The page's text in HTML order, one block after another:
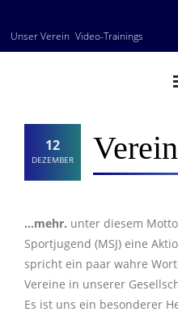
Skip
to
Unser Verein Video-Trainings
12
DEZEMBER
…mehr. unter diesem
Sportjugend (MSJ) eine
spricht ein paar wahre
Vereine in unserer
Es ist uns ein besonderer